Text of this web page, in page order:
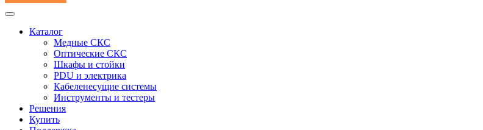
Каталог
Медные СКС
Оптические СКС
Шкафы и стойки
PDU и электрика
Кабеленесущие системы
Инструменты и тестеры
Решения
Купить